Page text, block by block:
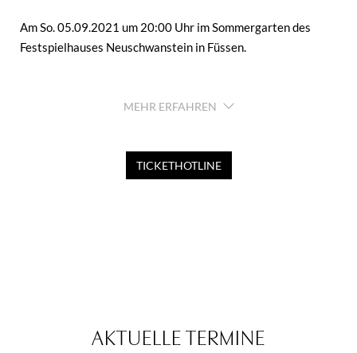
Am So. 05.09.2021 um 20:00 Uhr im Sommergarten des
Festspielhauses Neuschwanstein in Füssen.
Festspielhaus Neuschwanstein freuen sich auf Deinen
MEHR ERFAHREN
TICKETHOTLINE
AKTUELLE TERMINE